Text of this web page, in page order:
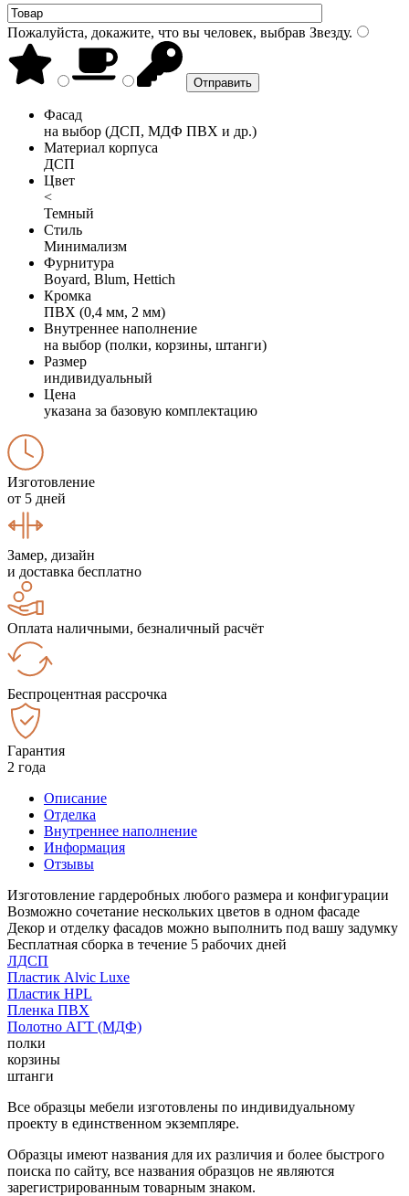
Пожалуйста, докажите, что вы человек, выбрав Звезду.
Фасад
на выбор (ДСП, МДФ ПВХ и др.)
Материал корпуса
ДСП
Цвет
<
Темный
Стиль
Минимализм
Фурнитура
Boyard, Blum, Hettich
Кромка
ПВХ (0,4 мм, 2 мм)
Внутреннее наполнение
на выбор (полки, корзины, штанги)
Размер
индивидуальный
Цена
указана за базовую комплектацию
Изготовление
от 5 дней
Замер, дизайн
и доставка бесплатно
Оплата наличными, безналичный расчёт
Беспроцентная рассрочка
Гарантия
2 года
Описание
Отделка
Внутреннее наполнение
Информация
Отзывы
Изготовление гардеробных любого размера и конфигурации
Возможно сочетание нескольких цветов в одном фасаде
Декор и отделку фасадов можно выполнить под вашу задумку
Бесплатная сборка в течение 5 рабочих дней
ЛДСП
Пластик Alvic Luxe
Пластик HPL
Пленка ПВХ
Полотно АГТ (МДФ)
полки
корзины
штанги
Все образцы мебели изготовлены по индивидуальному
проекту в единственном экземпляре.
Образцы имеют названия для их различия и более быстрого
поиска по сайту, все названия образцов не являются
зарегистрированным товарным знаком.